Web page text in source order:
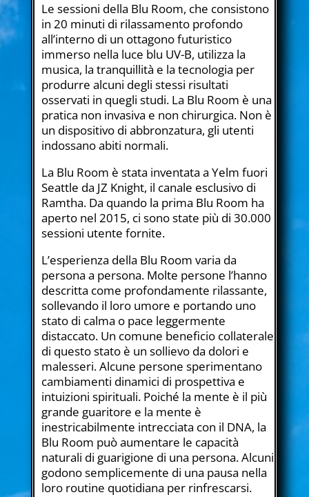
Le sessioni della Blu Room, che consistono
in 20 minuti di rilassamento profondo
all’interno di un ottagono futuristico
immerso nella luce blu UV-B, utilizza la
musica, la tranquillità e la tecnologia per
produrre alcuni degli stessi risultati
osservati in quegli studi. La Blu Room è una
pratica non invasiva e non chirurgica. Non è
un dispositivo di abbronzatura, gli utenti
indossano abiti normali.
La Blu Room è stata inventata a Yelm fuori
Seattle da JZ Knight, il canale esclusivo di
Ramtha. Da quando la prima Blu Room ha
aperto nel 2015, ci sono state più di 30.000
sessioni utente fornite.
L’esperienza della Blu Room varia da
persona a persona. Molte persone l’hanno
descritta come profondamente rilassante,
sollevando il loro umore e portando uno
stato di calma o pace leggermente
distaccato. Un comune beneficio collaterale
di questo stato è un sollievo da dolori e
malesseri. Alcune persone sperimentano
cambiamenti dinamici di prospettiva e
intuizioni spirituali. Poiché la mente è il più
grande guaritore e la mente è
inestricabilmente intrecciata con il DNA, la
Blu Room può aumentare le capacità
naturali di guarigione di una persona. Alcuni
godono semplicemente di una pausa nella
loro routine quotidiana per rinfrescarsi.